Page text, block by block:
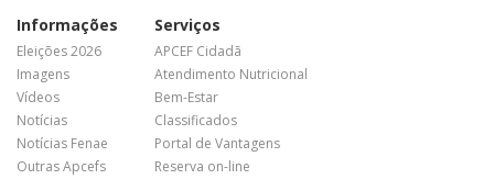
Informações
Eleições 2026
Imagens
Vídeos
Notícias
Notícias Fenae
Outras Apcefs
Serviços
APCEF Cidadã
Atendimento Nutricional
Bem-Estar
Classificados
Portal de Vantagens
Reserva on-line